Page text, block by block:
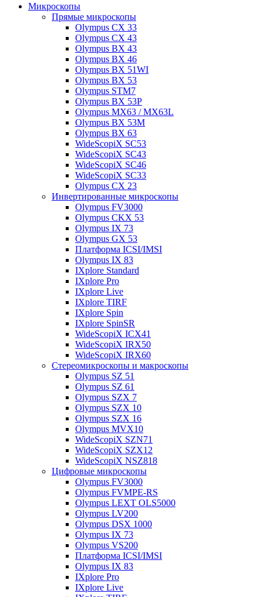
Микроскопы
Прямые микроскопы
Olympus CX 33
Olympus CX 43
Olympus BX 43
Olympus BX 46
Olympus BX 51WI
Olympus BX 53
Olympus STM7
Olympus BX 53P
Olympus MX63 / MX63L
Olympus BX 53M
Olympus BX 63
WideScopiX SC53
WideScopiX SC43
WideScopiX SC46
WideScopiX SC33
Olympus CX 23
Инвертированные микроскопы
Olympus FV3000
Olympus CKX 53
Olympus IX 73
Olympus GX 53
Платформа ICSI/IMSI
Olympus IX 83
IXplore Standard
IXplore Pro
IXplore Live
IXplore TIRF
IXplore Spin
IXplore SpinSR
WideScopiX ICX41
WideScopiX IRX50
WideScopiX IRX60
Стереомикроскопы и макроскопы
Olympus SZ 51
Olympus SZ 61
Olympus SZX 7
Olympus SZX 10
Olympus SZX 16
Olympus MVX10
WideScopiX SZN71
WideScopiX SZX12
WideScopiX NSZ818
Цифровые микроскопы
Olympus FV3000
Olympus FVMPE-RS
Olympus LEXT OLS5000
Olympus LV200
Olympus DSX 1000
Olympus IX 73
Olympus VS200
Платформа ICSI/IMSI
Olympus IX 83
IXplore Pro
IXplore Live